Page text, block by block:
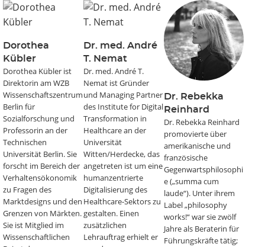
Dorothea
Kübler
Dorothea Kübler ist
Direktorin am WZB
Wissenschaftszentrum
Berlin für
Sozialforschung und
Professorin an der
Technischen
Universität Berlin. Sie
forscht im Bereich der
Verhaltensökonomik
zu Fragen des
Marktdesigns und den
Grenzen von Märkten.
Sie ist Mitglied im
Wissenschaftlichen
Dr. med. André
T. Nemat
Dr. med. André T.
Nemat ist Gründer
und Managing Partner
des Institute for Digital
Transformation in
Healthcare an der
Universität
Witten/Herdecke, das
angetreten ist um eine
humanzentrierte
Digitalisierung des
Healthcare-Sektors zu
gestalten. Einen
zusätzlichen
Lehrauftrag erhielt er
Dr. Rebekka
Reinhard
Dr. Rebekka Reinhard
promovierte über
amerikanische und
französische
Gegenwartsphilosophi
e („summa cum
laude“). Unter ihrem
Label „philosophy
works!“ war sie zwölf
Jahre als Beraterin für
Führungskräfte tätig;